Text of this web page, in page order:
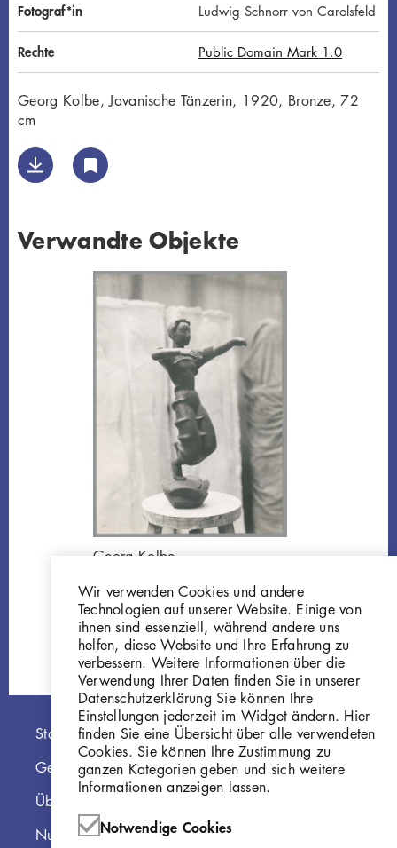
Fotograf*in Ludwig Schnorr von Carolsfeld
Rechte Public Domain Mark 1.0
Georg Kolbe, Javanische Tänzerin, 1920, Bronze, 72
cm
Verwandte Objekte
Georg Kolbe
1920, Bronze
GKFo-0200_001
Hauptnavigation
Startseite
Georg Kolbe Museum
Über die Online Sammlung
Nutzungshinweise
Wir verwenden Cookies und andere
Technologien auf unserer Website. Einige von
ihnen sind essenziell, während andere uns
helfen, diese Website und Ihre Erfahrung zu
verbessern. Weitere Informationen über die
Verwendung Ihrer Daten finden Sie in unserer
Datenschutzerklärung Sie können Ihre
Einstellungen jederzeit im Widget ändern. Hier
finden Sie eine Übersicht über alle verwendeten
Cookies. Sie können Ihre Zustimmung zu
ganzen Kategorien geben und sich weitere
Informationen anzeigen lassen.
Notwendige Cookies